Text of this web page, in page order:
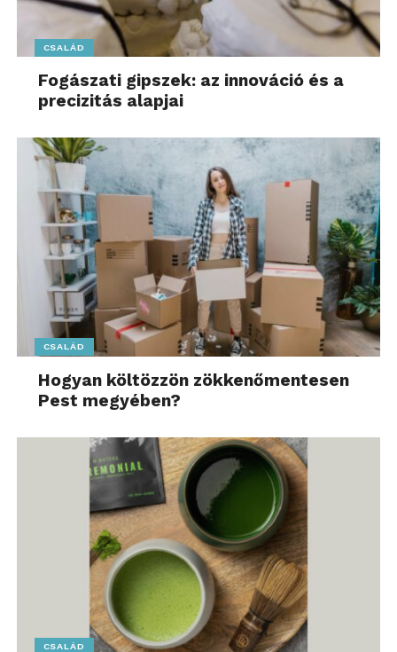
CSALÁD
Fogászati gipszek: az innováció és a
precizitás alapjai
CSALÁD
Hogyan költözzön zökkenőmentesen
Pest megyében?
CSALÁD